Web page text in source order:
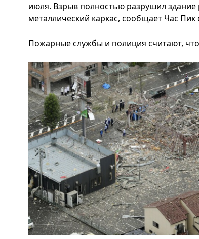
июля. Взрыв полностью разрушил здание
металлический каркас, сообщает Час
Пожарные службы и полиция считают,